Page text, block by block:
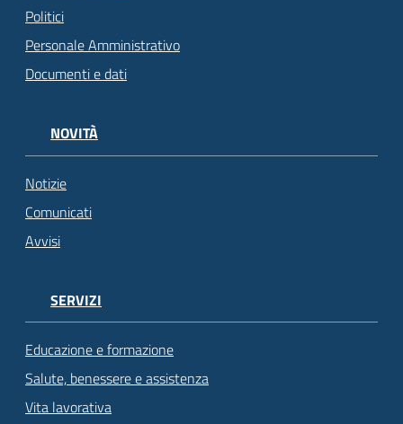
Politici
Personale Amministrativo
Documenti e dati
NOVITÀ
Notizie
Comunicati
Avvisi
SERVIZI
Educazione e formazione
Salute, benessere e assistenza
Vita lavorativa